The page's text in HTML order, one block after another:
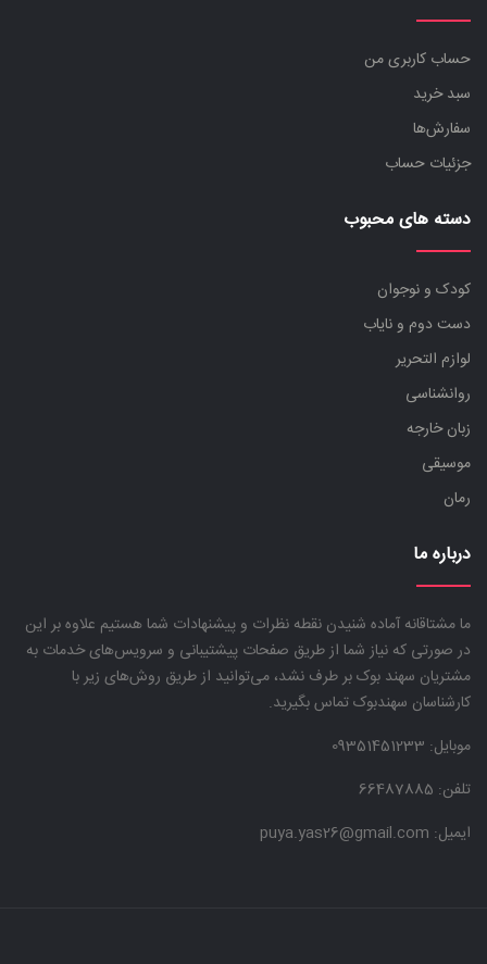
حساب کاربری من
سبد خرید
سفارش‌ها
جزئیات حساب
دسته های محبوب
کودک و نوجوان
دست دوم و نایاب
لوازم التحریر
روانشناسی
زبان خارجه
موسیقی
رمان
درباره ما
ما مشتاقانه آماده شنیدن نقطه نظرات و پیشنهادات شما هستیم علاوه بر این
در صورتی که نیاز شما از طریق صفحات پیشتیبانی و سرویس‌های خدمات به
مشتریان سهند بوک بر طرف نشد، می‌توانید از طریق روش‌های زیر با
کارشناسان سهندبوک تماس بگیرید.
موبایل:
تلفن: 66487885
ایمیل: puya.yas26@gmail.com